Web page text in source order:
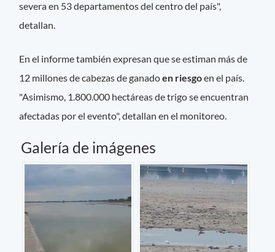
severa en 53 departamentos del centro del país",
detallan.
En el informe también expresan que se estiman más de
12 millones de cabezas de ganadoen riesgoen el país.
"Asimismo, 1.800.000 hectáreas de trigo se encuentran
afectadas por el evento", detallan en el monitoreo.
Galería de imágenes